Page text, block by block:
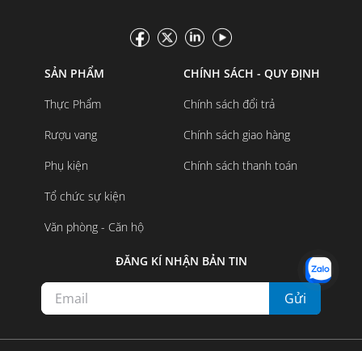
SẢN PHẨM
Thực Phẩm
Rượu vang
Phụ kiện
Tổ chức sự kiện
Văn phòng - Căn hộ
CHÍNH SÁCH - QUY ĐỊNH
Chính sách đổi trả
Chính sách giao hàng
Chính sách thanh toán
ĐĂNG KÍ NHẬN BẢN TIN
Gửi